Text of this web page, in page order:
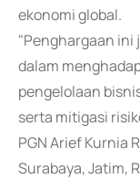
ekonomi global.
"Penghargaan ini
dalam
pengelolaan
serta mitigasi
PGN Arief Kurnia
Surabaya, Jatim,